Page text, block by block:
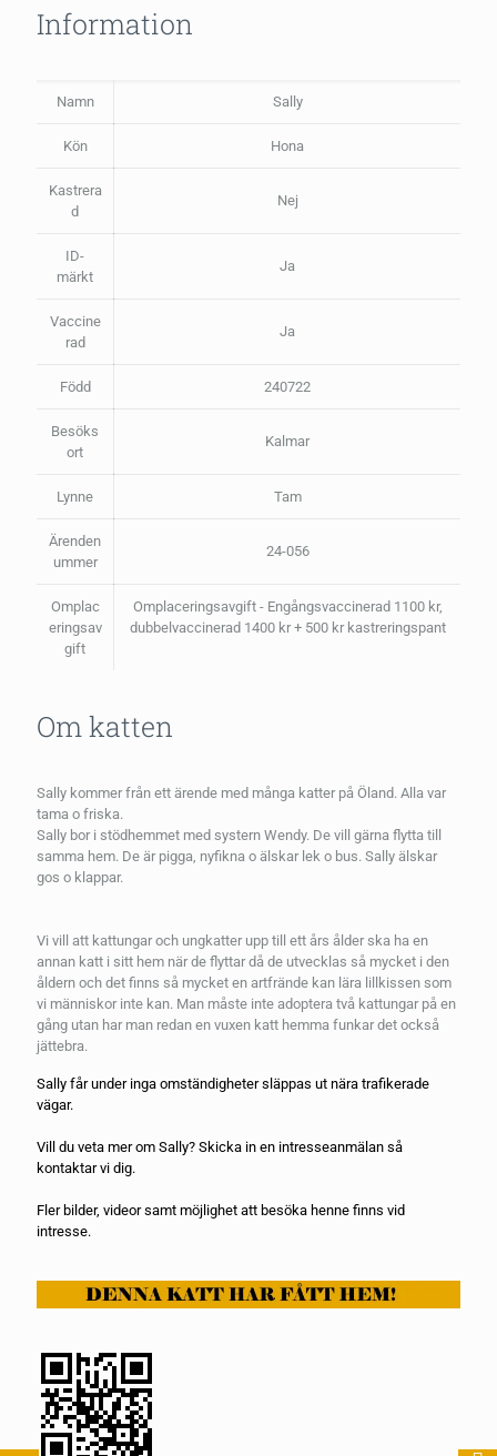
Information
Namn Sally
Kön Hona
Kastrera
d
Nej
ID-
märkt
Ja
Vaccine
rad
Ja
Född 240722
Besöks
ort
Kalmar
Lynne Tam
Ärenden
ummer
24-056
Omplac
eringsav
gift
Omplaceringsavgift - Engångsvaccinerad 1100 kr,
dubbelvaccinerad 1400 kr + 500 kr kastreringspant
Om katten
Sally kommer från ett ärende med många katter på Öland. Alla var
tama o friska.
Sally bor i stödhemmet med systern Wendy. De vill gärna flytta till
samma hem. De är pigga, nyfikna o älskar lek o bus. Sally älskar
gos o klappar.
Vi vill att kattungar och ungkatter upp till ett års ålder ska ha en
annan katt i sitt hem när de flyttar då de utvecklas så mycket i den
åldern och det finns så mycket en artfrände kan lära lillkissen som
vi människor inte kan. Man måste inte adoptera två kattungar på en
gång utan har man redan en vuxen katt hemma funkar det också
jättebra.
Sally får under inga omständigheter släppas ut nära trafikerade
vägar.
Vill du veta mer om Sally? Skicka in en intresseanmälan så
kontaktar vi dig.
Fler bilder, videor samt möjlighet att besöka henne finns vid
intresse.